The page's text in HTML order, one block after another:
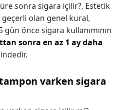
sonra sigara içilir?, Estetik
olan genel kural,
önce sigara kullanımının
sonra en az 1 ay daha
varken sigara